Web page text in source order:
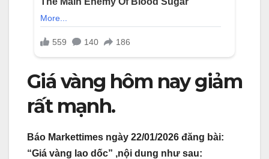
Giá vàng hôm nay giảm
rất mạnh.
Báo Markettimes ngày 22/01/2026 đăng bài:
“Giá vàng lao dốc” ,nội dung như sau: